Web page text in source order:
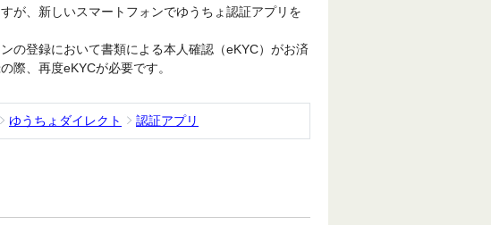
が、新しいスマートフォンでゆうちょ認証アプリを
の登録において書類による本人確認（eKYC）がお済
際、再度eKYCが必要です。
ゆうちょダイレクト 認証アプリ